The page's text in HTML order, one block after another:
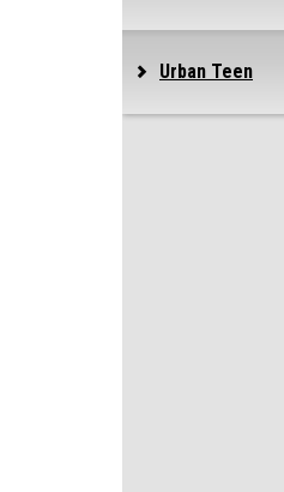
Urban Teen